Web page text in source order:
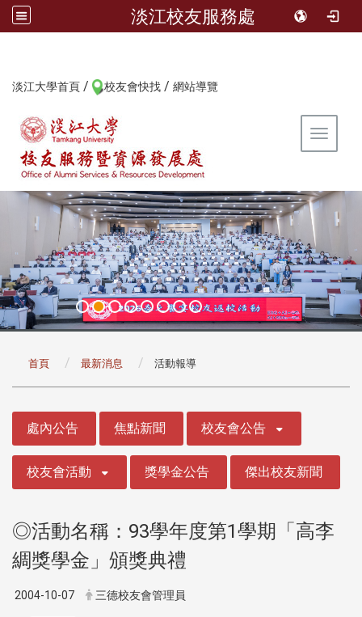
淡江校友服務處
淡江大學首頁 / 校友會快找 / 網站導覽
Toggle
首頁 最新消息 活動報導
處內公告 焦點新聞 校友會公告
校友會活動 獎學金公告 傑出校友新聞
◎活動名稱：93學年度第1學期「高李
綢獎學金」頒獎典禮
2004-10-07 三德校友會管理員